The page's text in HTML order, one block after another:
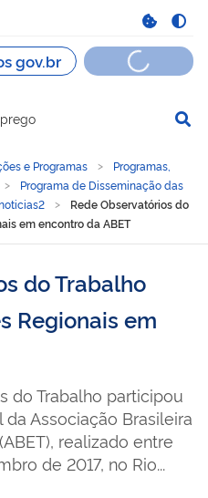
e Programas
Programas,
Programa de Disseminação das
Rede Observatórios do
em encontro da ABET
do Trabalho
Regionais em
do Trabalho participou
Associação Brasileira
realizado entre
de 2017, no Rio...